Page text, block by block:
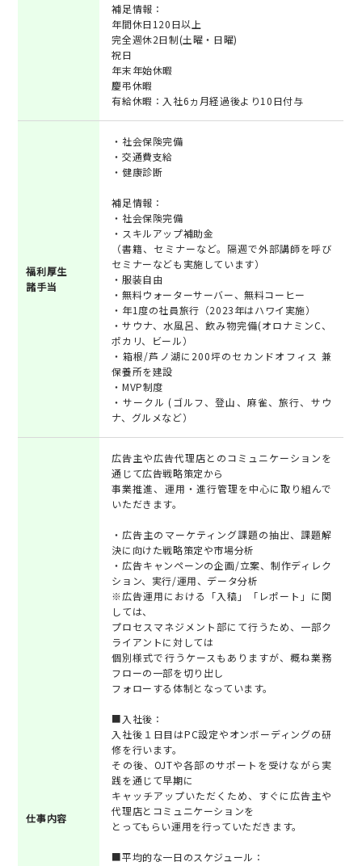
補足情報：
年間休日120日以上
完全週休2日制(土曜・日曜)
祝日
年末年始休暇
慶弔休暇
有給休暇：入社6ヵ月経過後より10日付与
福利厚生
諸手当
・社会保険完備
・交通費支給
・健康診断
補足情報：
・社会保険完備
・スキルアップ補助金
（書籍、セミナーなど。隔週で外部講師を呼び
セミナーなども実施しています）
・服装自由
・無料ウォーターサーバー、無料コーヒー
・年1度の社員旅行（2023年はハワイ実施）
・サウナ、水風呂、飲み物完備(オロナミンC、
ポカリ、ビール）
・箱根/芦ノ湖に200坪のセカンドオフィス 兼
保養所を建設
・MVP制度
・サークル (ゴルフ、登山、麻雀、旅行、サウ
ナ、グルメなど）
仕事内容
広告主や広告代理店とのコミュニケーションを
通じて広告戦略策定から
事業推進、運用・進行管理を中心に取り組んで
いただきます。
・広告主のマーケティング課題の抽出、課題解
決に向けた戦略策定や市場分析
・広告キャンペーンの企画/立案、制作ディレク
ション、実行/運用、データ分析
※広告運用における「入稿」「レポート」に関
しては、
プロセスマネジメント部にて行うため、一部ク
ライアントに対しては
個別様式で行うケースもありますが、概ね業務
フローの一部を切り出し
フォローする体制となっています。
■入社後：
入社後１日目はPC設定やオンボーディングの研
修を行います。
その後、OJTや各部のサポートを受けながら実
践を通じて早期に
キャッチアップいただくため、すぐに広告主や
代理店とコミュニケーションを
とってもらい運用を行っていただきます。
■平均的な一日のスケジュール：